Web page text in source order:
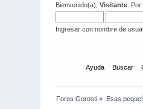
Bienvenido(a),Visitante .
Ingresar con nombre de
Ayuda Buscar
Foros Gorosti » Esas